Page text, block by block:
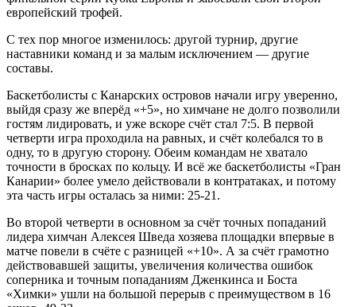
европейский трофей.
С тех пор многое изменилось: другой турнир, другие
наставники команд и за малым исключением — другие
составы.
Баскетболисты с Канарских островов начали игру уверенно,
выйдя сразу же вперёд «+5», но химчане не долго позволили
гостям лидировать, и уже вскоре счёт стал 7:5. В первой
четверти игра проходила на равных, и счёт колебался то в
одну, то в другую сторону. Обеим командам не хватало
точности в бросках по кольцу. И всё же баскетболисты «Гран
Канарии» более умело действовали в контратаках, и потому
эта часть игры осталась за ними: 25-21.
Во второй четверти в основном за счёт точных попаданий
лидера химчан Алексея Шведа хозяева площадки впервые в
матче повели в счёте с разницей «+10». А за счёт грамотно
действовавшей защиты, увеличения количества ошибок
соперника и точным попаданиям Дженкинса и Боста
«Химки» ушли на большой перерыв с преимуществом в 16